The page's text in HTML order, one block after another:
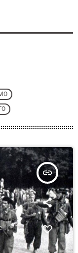
insert_link